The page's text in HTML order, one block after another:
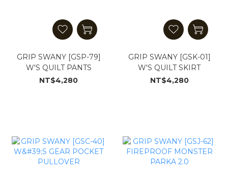
GRIP SWANY [GSP-79]
W'S QUILT PANTS
NT$4,280
GRIP SWANY [GSK-01]
W'S QUILT SKIRT
NT$4,280